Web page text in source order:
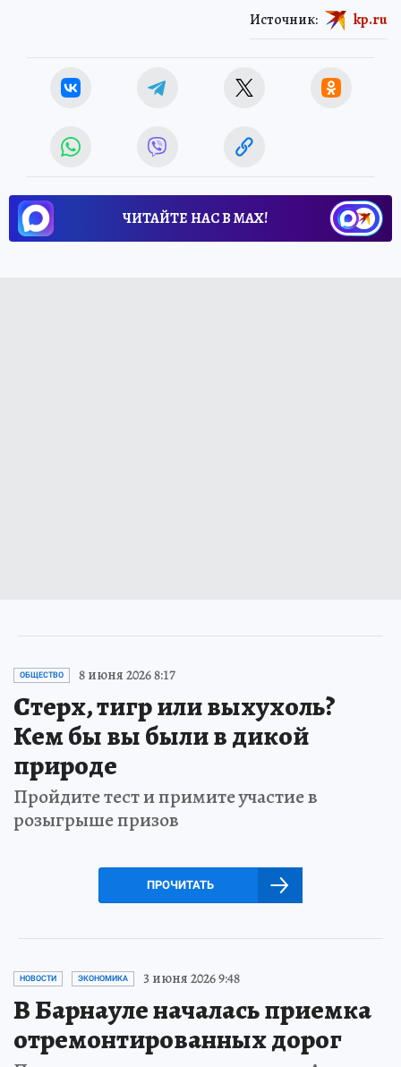
Источник: kp.ru
ЧИТАЙТЕ НАС В МАХ!
ОБЩЕСТВО 8 июня 2026 8:17
Стерх, тигр или выхухоль?
Кем бы вы были в дикой
природе
Пройдите тест и примите участие в
розыгрыше призов
ПРОЧИТАТЬ
НОВОСТИ ЭКОНОМИКА 3 июня 2026 9:48
В Барнауле началась приемка
отремонтированных дорог